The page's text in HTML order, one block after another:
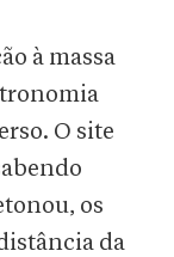
à massa
O site
os
da